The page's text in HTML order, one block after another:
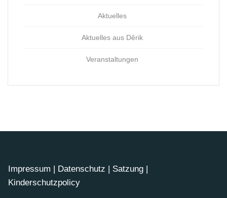
Aktuelles
Aktuelles aus Dêrik
Veranstaltungen
Impressum | Datenschutz | Satzung |
Kinderschutzpolicy